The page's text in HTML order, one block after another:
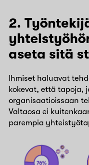
2.
aseta sitä
Ihmiset haluavat
kokevat, että tapoja,
organisaatioissaan
Valtaosa ei
parempia